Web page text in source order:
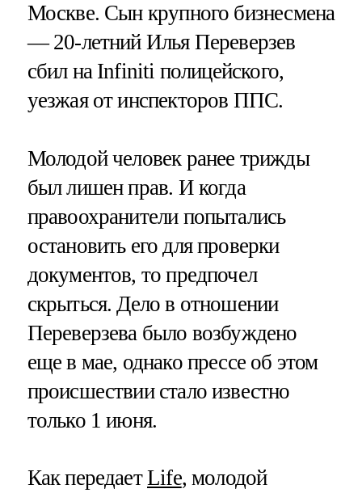
Москве. Сын крупного бизнесмена
— 20-летний Илья Переверзев
сбил на Infiniti полицейского,
уезжая от инспекторов ППС.
Молодой человек ранее трижды
был лишен прав. И когда
правоохранители попытались
остановить его для проверки
документов, то предпочел
скрыться. Дело в отношении
Переверзева было возбуждено
еще в мае, однако прессе об этом
происшествии стало известно
только 1 июня.
Как передаетLife, молодой